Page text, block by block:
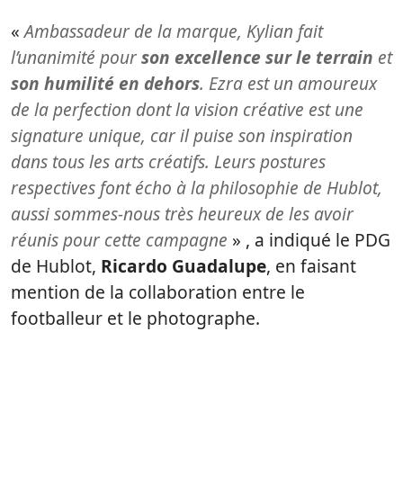
«Ambassadeur de la marque, Kylian fait
l’unanimité pourson excellence sur le terrain et
son humilité en dehors. Ezra est un amoureux
de la perfection dont la vision créative est une
signature unique, car il puise son inspiration
dans tous les arts créatifs. Leurs postures
respectives font écho à la philosophie de Hublot,
aussi sommes-nous très heureux de les avoir
réunis pour cette campagne » , a indiqué le PDG
de Hublot, Ricardo Guadalupe, en faisant
mention de la collaboration entre le
footballeur et le photographe.